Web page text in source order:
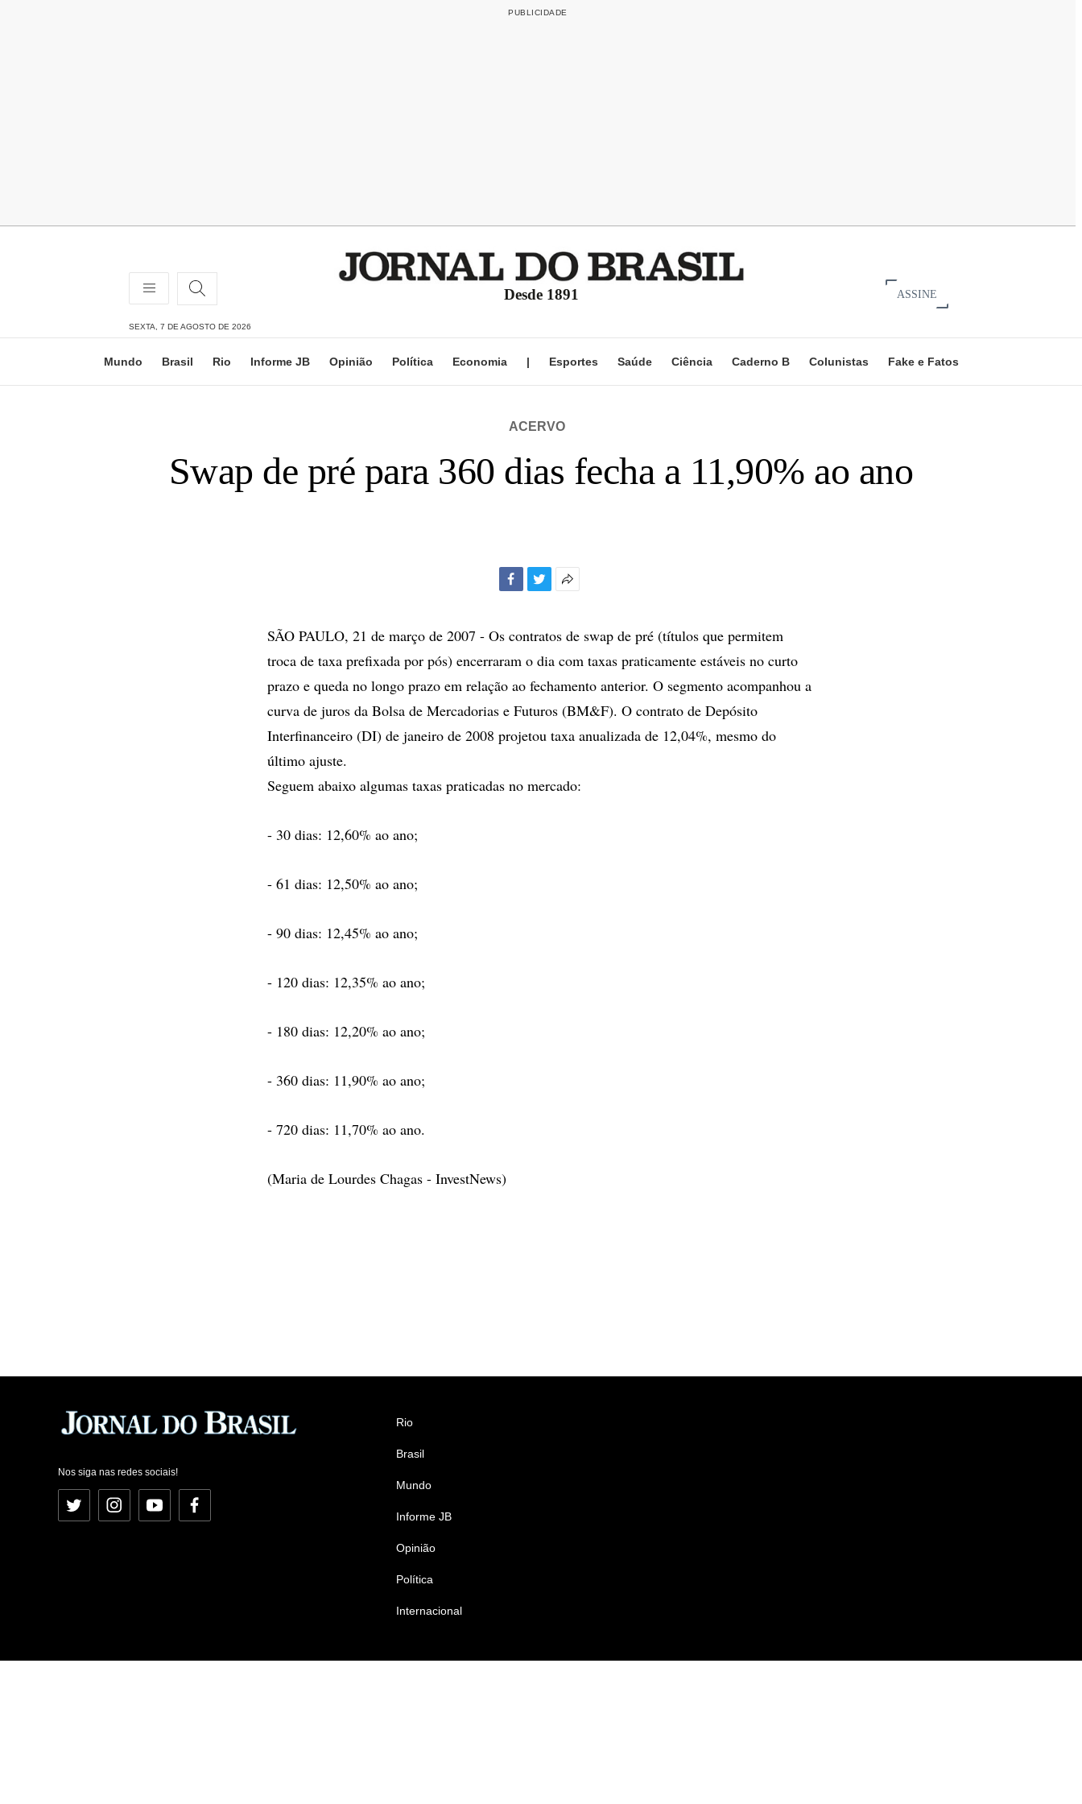
Desde 1891 ASSINE
SEXTA, 7 DE AGOSTO DE 2026
Mundo Brasil Rio Informe JB Opinião Política Economia | Esportes Saúde Ciência Caderno B Colunistas Fake e Fatos
ACERVO
Swap de pré para 360 dias fecha a 11,90% ao ano
compartilhamento
SÃO PAULO, 21 de março de 2007 - Os contratos de swap de pré (títulos que permitem
troca de taxa prefixada por pós) encerraram o dia com taxas praticamente estáveis no curto
prazo e queda no longo prazo em relação ao fechamento anterior. O segmento acompanhou a
curva de juros da Bolsa de Mercadorias e Futuros (BM&F). O contrato de Depósito
Interfinanceiro (DI) de janeiro de 2008 projetou taxa anualizada de 12,04%, mesmo do
último ajuste.
Seguem abaixo algumas taxas praticadas no mercado:
- 30 dias: 12,60% ao ano;
- 61 dias: 12,50% ao ano;
- 90 dias: 12,45% ao ano;
- 120 dias: 12,35% ao ano;
- 180 dias: 12,20% ao ano;
- 360 dias: 11,90% ao ano;
- 720 dias: 11,70% ao ano.
(Maria de Lourdes Chagas - InvestNews)
Nos siga nas redes sociais!
Twitter InstagramYouTubeFacebook
Rio
Brasil
Mundo
Informe JB
Opinião
Política
Internacional